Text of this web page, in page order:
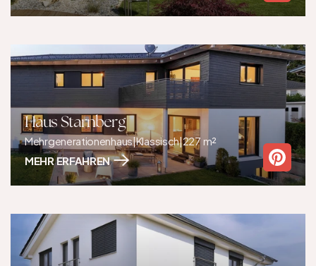
Haus Starnberg
Mehrgenerationenhaus|Klassisch|227 m²
MEHR ERFAHREN